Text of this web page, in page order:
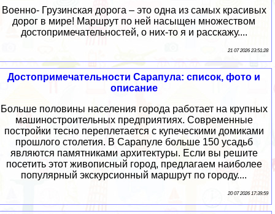
Военно- Грузинская дорога – это одна из самых красивых
дорог в мире! Маршрут по ней насыщен множеством
достопримечательностей, о них-то я и расскажу....
21 07 2026 23:51:28
Достопримечательности Сарапула: список, фото и
описание
Больше половины населения города работает на крупных
машиностроительных предприятиях. Современные
постройки тесно переплетается с купеческими домиками
прошлого столетия. В Сарапуле больше 150 усадьб
являются памятниками архитектуры. Если вы решите
посетить этот живописный город, предлагаем наиболее
популярный экскурсионный маршрут по городу....
20 07 2026 17:39:59